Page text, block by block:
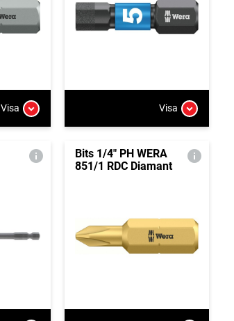
Visa Visa
Bits 1/4" PH WERA
851/1 RDC Diamant